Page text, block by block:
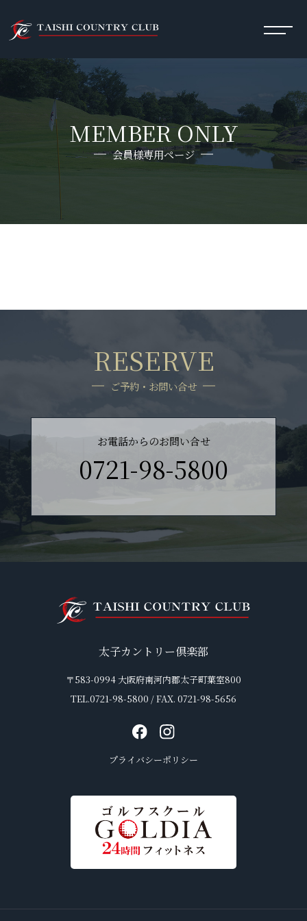
MEMBER ONLY
会員様専用ページ
RESERVE
ご予約・お問い合せ
お電話からのお問い合せ
0721-98-5800
太子カントリー倶楽部
〒583-0994 大阪府南河内郡太子町葉室800
TEL.0721-98-5800 / FAX. 0721-98-5656
プライバシーポリシー